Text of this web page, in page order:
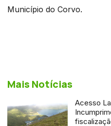
Município do Corvo.
Mais Notícias
Acesso